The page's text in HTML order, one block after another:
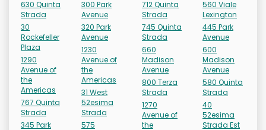
630 Quinta
Strada
30
Rockefeller
Plaza
1290
Avenue of
the
Americas
767 Quinta
Strada
345 Park
300 Park
Avenue
320 Park
Avenue
1230
Avenue of
the
Americas
31 West
52esima
Strada
575
712 Quinta
Strada
745 Quinta
Strada
660
Madison
Avenue
800 Terza
Strada
1270
Avenue of
the
560 Viale
Lexington
445 Park
Avenue
600
Madison
Avenue
580 Quinta
Strada
40
52esima
Strada Est